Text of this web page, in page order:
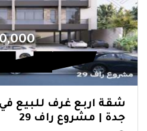
790,000
شقة اربع غرف للبيع
جدة | مشروع راف 29